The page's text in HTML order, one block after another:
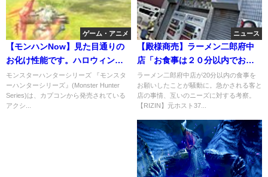
ゲーム・アニメ
【モンハンNow】見た目通りの
お化け性能です。ハロウィン限
定防具『ゴーストバルーン』の
力
モンスターハンターシリーズ 『モンスタ
ーハンターシリーズ』(Monster Hunter
Series)は、カプコンから発売されている
アクシ...
ニュース
【殿様商売】ラーメン二郎府中
店「お食事は２０分以内でお願
いします。客より店の回転率
ラーメン二郎府中店が20分以内の食事を
お願いしたことが騒動に。急かされる客と
店の事情、互いのニーズに対する考察。
【RIZIN】元ホスト37...